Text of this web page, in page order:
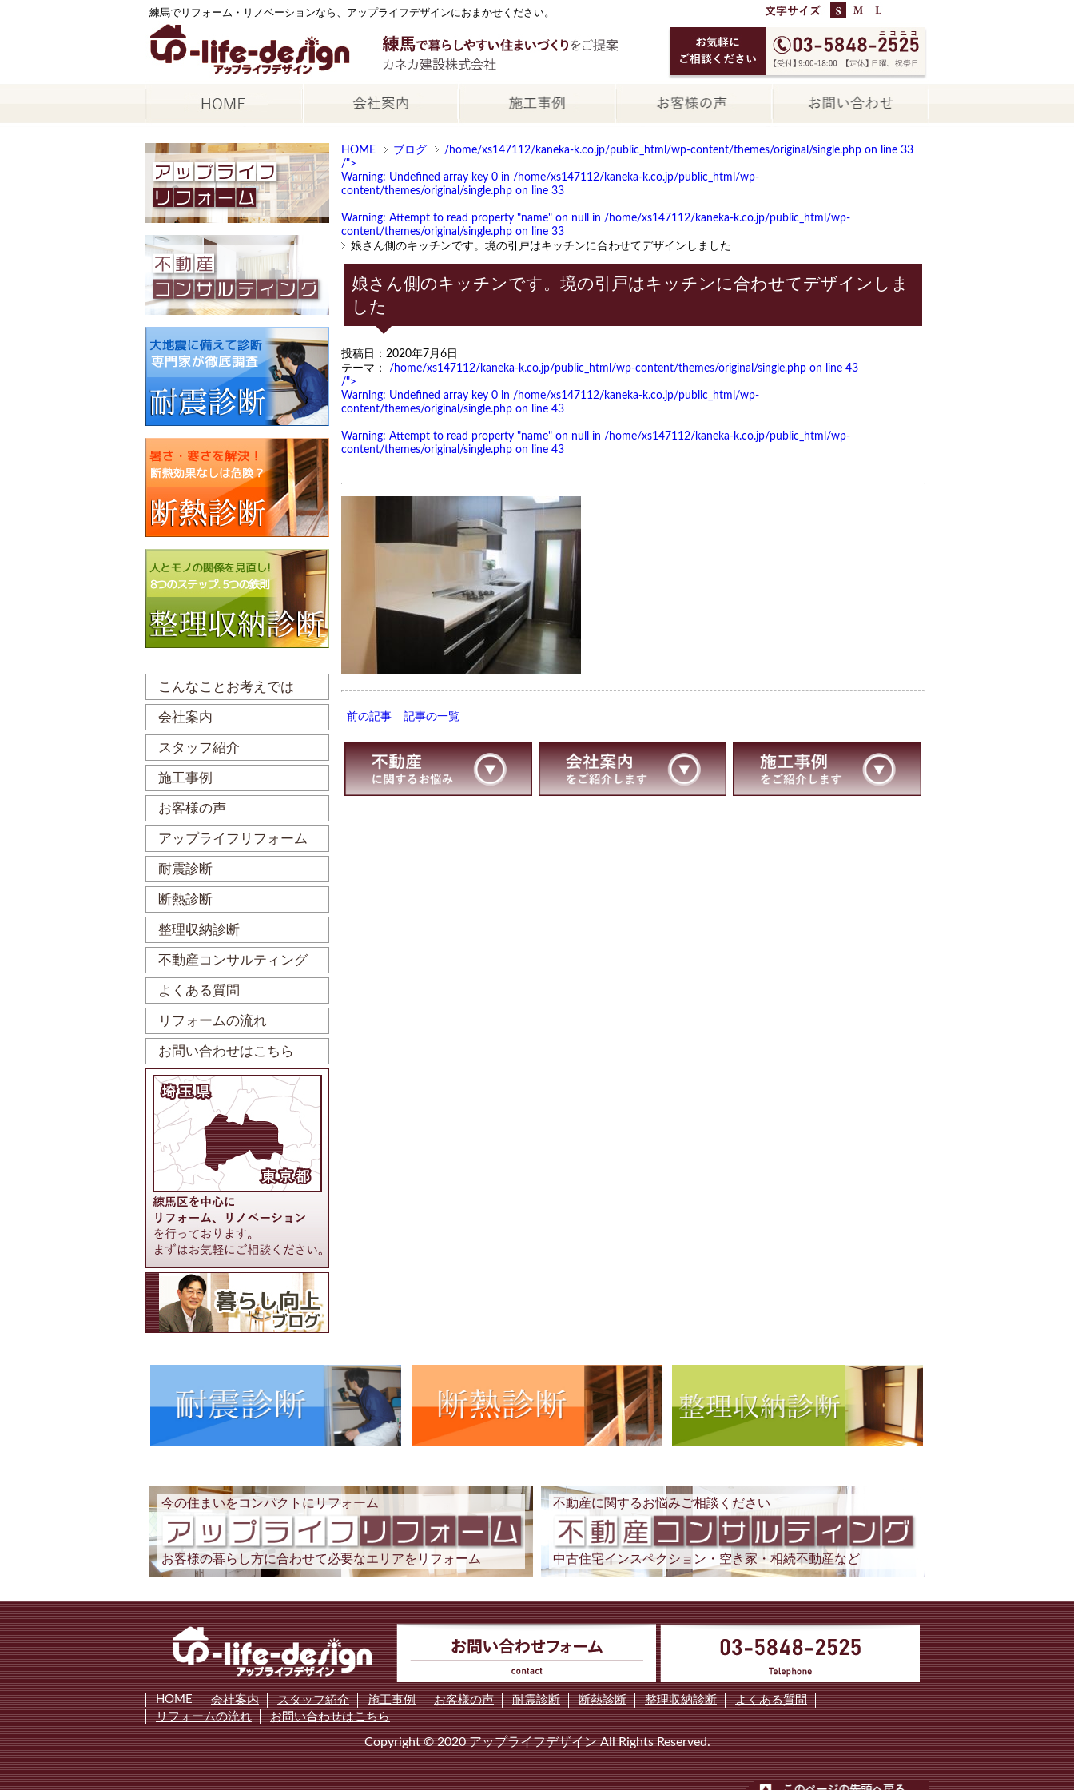
練馬でリフォーム・リノベーションなら、アップライフデザインにおまかせください。
HOME ブログ /home/xs147112/kaneka-k.co.jp/public_html/wp-content/themes/original/single.php on line 33
/">
Warning: Undefined array key 0 in /home/xs147112/kaneka-k.co.jp/public_html/wp-
content/themes/original/single.php on line 33
Warning: Attempt to read property "name" on null in /home/xs147112/kaneka-k.co.jp/public_html/wp-
content/themes/original/single.php on line 33
娘さん側のキッチンです。境の引戸はキッチンに合わせてデザインしました
娘さん側のキッチンです。境の引戸はキッチンに合わせてデザインしま
した
投稿日：2020年7月6日
テーマ： /home/xs147112/kaneka-k.co.jp/public_html/wp-content/themes/original/single.php on line 43
/">
Warning: Undefined array key 0 in /home/xs147112/kaneka-k.co.jp/public_html/wp-
content/themes/original/single.php on line 43
Warning: Attempt to read property "name" on null in /home/xs147112/kaneka-k.co.jp/public_html/wp-
content/themes/original/single.php on line 43
前の記事 記事の一覧
こんなことお考えでは
会社案内
スタッフ紹介
施工事例
お客様の声
アップライフリフォーム
耐震診断
断熱診断
整理収納診断
不動産コンサルティング
よくある質問
リフォームの流れ
お問い合わせはこちら
今の住まいをコンパクトにリフォーム
お客様の暮らし方に合わせて必要なエリアをリフォーム
不動産に関するお悩みご相談ください
中古住宅インスペクション・空き家・相続不動産など
HOME 会社案内 スタッフ紹介 施工事例 お客様の声 耐震診断 断熱診断 整理収納診断
よくある質問
リフォームの流れ
お問い合わせはこちら
Copyright © 2020 アップライフデザイン All Rights Reserved.